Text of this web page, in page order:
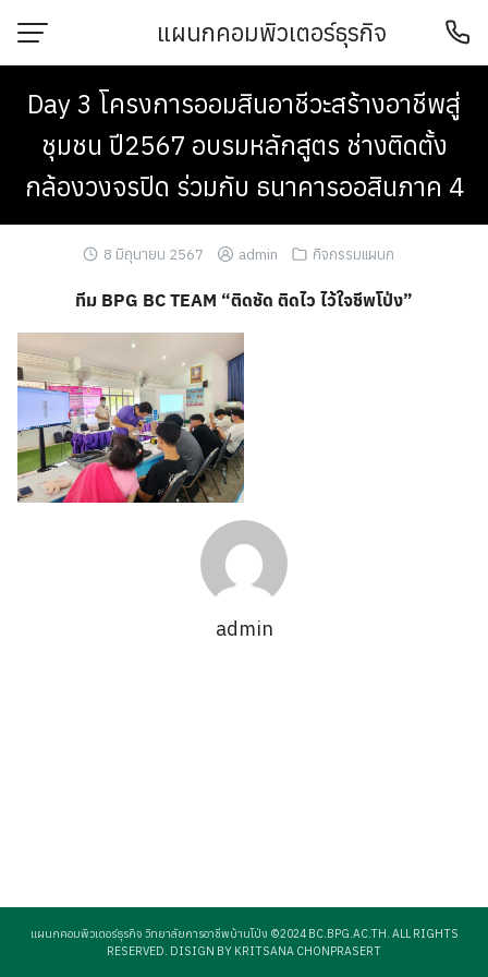
content
แผนกคอมพิวเตอร์ธุรกิจ
Day 3 โครงการออมสินอาชีวะสร้างอาชีพสู่
ชุมชน ปี2567 อบรมหลักสูตร ช่างติดตั้ง
กล้องวงจรปิด ร่วมกับ ธนาคารออสินภาค 4
8 มิถุนายน 2567 admin กิจกรรมแผนก
ทีม BPG BC TEAM “ติดชัด ติดไว ไว้ใจชีพโป่ง”
admin
แผนกคอมพิวเตอร์ธุรกิจ วิทยาลัยการอาชีพบ้านโป่ง ©2024 BC.BPG.AC.TH. ALL RIGHTS
RESERVED. DISIGN BY KRITSANA CHONPRASERT